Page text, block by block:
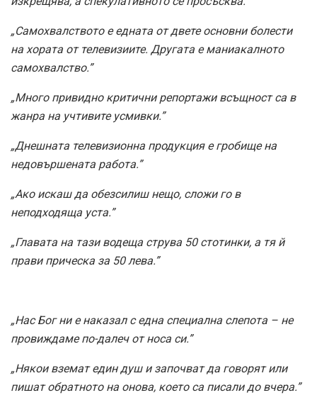
„Самохвалството е едната от двете основни болести
на хората от телевизиите. Другата е маниакалното
самохвалство.”
„Много привидно критични репортажи всъщност са в
жанра на учтивите усмивки.”
„Днешната телевизионна продукция е гробище на
недовършената работа.”
„Ако искаш да обезсилиш нещо, сложи го в
неподходяща уста.”
„Главата на тази водеща струва 50 стотинки, а тя й
прави прическа за 50 лева.”
„Нас Бог ни е наказал с една специална слепота – не
провиждаме по-далеч от носа си.”
„Някои вземат един душ и започват да говорят или
пишат обратното на онова, което са писали до вчера.”